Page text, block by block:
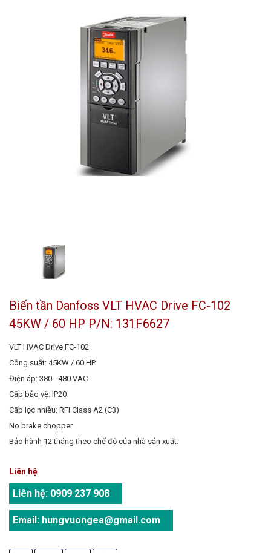
Biến tần Danfoss VLT HVAC Drive FC-102
45KW / 60 HP P/N: 131F6627
VLT HVAC Drive FC-102
Công suất: 45KW / 60 HP
Điện áp: 380 - 480 VAC
Cấp bảo vệ: IP20
Cấp lọc nhiễu: RFI Class A2 (C3)
No brake chopper
Bảo hành 12 tháng theo chế độ của nhà sản xuất.
Liên hệ
Liên hệ: 0909 237 908
Email: hungvuongea@gmail.com